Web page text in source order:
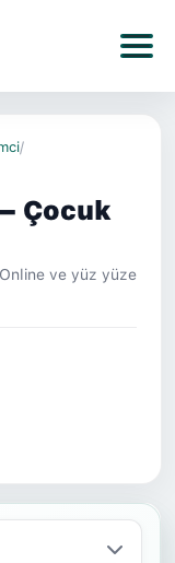
/
Çocuk
Online ve yüz yüze